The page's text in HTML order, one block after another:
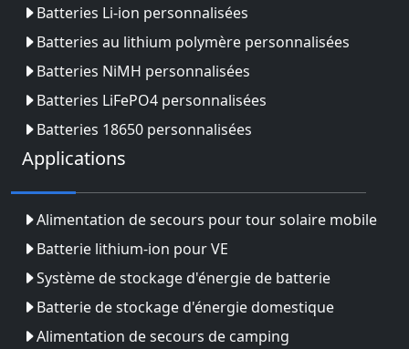
Batteries Li-ion personnalisées
Batteries au lithium polymère personnalisées
Batteries NiMH personnalisées
Batteries LiFePO4 personnalisées
Batteries 18650 personnalisées
Applications
Alimentation de secours pour tour solaire mobile
Batterie lithium-ion pour VE
Système de stockage d'énergie de batterie
Batterie de stockage d'énergie domestique
Alimentation de secours de camping